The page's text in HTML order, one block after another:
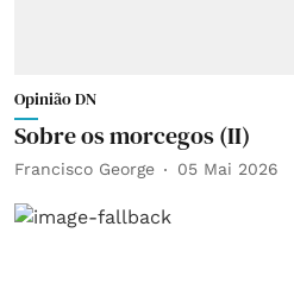
Opinião DN
Sobre os morcegos (II)
Francisco George 05 Mai 2026